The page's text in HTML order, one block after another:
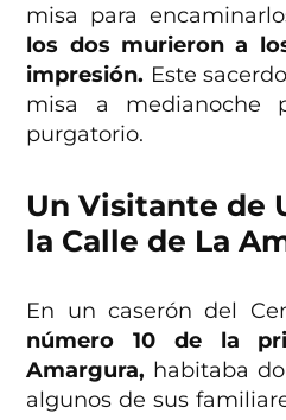
misa para
los dos murieron a
impresión. Este
misa a medianoche
purgatorio.
Un Visitante de
la Calle de La
En un caserón del
número 10 de la
Amargura, habitaba
algunos de sus